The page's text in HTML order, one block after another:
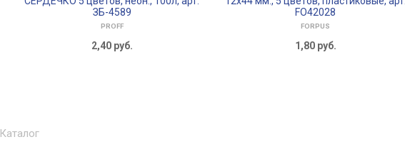
ЗБ-4589
PROFF
2,40 руб.
FO42028
FORPUS
1,80 руб.
Каталог